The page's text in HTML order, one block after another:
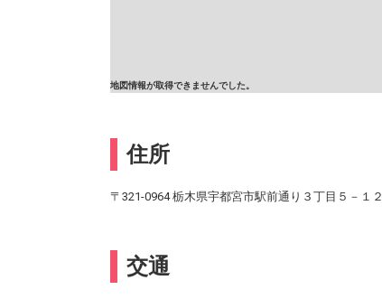
地図情報が取得できませんでした。
住所
〒321-0964 栃木県宇都宮市駅前通り３丁目５－１２
交通